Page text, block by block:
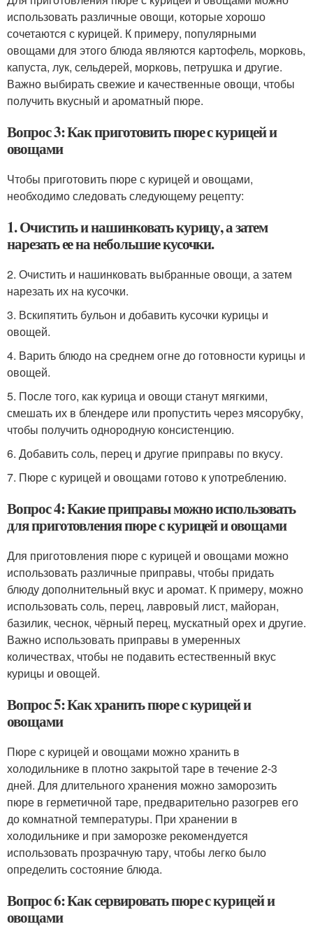
использовать различные овощи, которые хорошо
сочетаются с курицей. К примеру, популярными
овощами для этого блюда являются картофель, морковь,
капуста, лук, сельдерей, морковь, петрушка и другие.
Важно выбирать свежие и качественные овощи, чтобы
получить вкусный и ароматный пюре.
Вопрос 3: Как приготовить пюре с курицей и
овощами
Чтобы приготовить пюре с курицей и овощами,
необходимо следовать следующему рецепту:
1. Очистить и нашинковать курицу, а затем
нарезать ее на небольшие кусочки.
2. Очистить и нашинковать выбранные овощи, а затем
нарезать их на кусочки.
3. Вскипятить бульон и добавить кусочки курицы и
овощей.
4. Варить блюдо на среднем огне до готовности курицы и
овощей.
5. После того, как курица и овощи станут мягкими,
смешать их в блендере или пропустить через мясорубку,
чтобы получить однородную консистенцию.
6. Добавить соль, перец и другие приправы по вкусу.
7. Пюре с курицей и овощами готово к употреблению.
Вопрос 4: Какие приправы можно использовать
для приготовления пюре с курицей и овощами
Для приготовления пюре с курицей и овощами можно
использовать различные приправы, чтобы придать
блюду дополнительный вкус и аромат. К примеру, можно
использовать соль, перец, лавровый лист, майоран,
базилик, чеснок, чёрный перец, мускатный орех и другие.
Важно использовать приправы в умеренных
количествах, чтобы не подавить естественный вкус
курицы и овощей.
Вопрос 5: Как хранить пюре с курицей и
овощами
Пюре с курицей и овощами можно хранить в
холодильнике в плотно закрытой таре в течение 2-3
дней. Для длительного хранения можно заморозить
пюре в герметичной таре, предварительно разогрев его
до комнатной температуры. При хранении в
холодильнике и при заморозке рекомендуется
использовать прозрачную тару, чтобы легко было
определить состояние блюда.
Вопрос 6: Как сервировать пюре с курицей и
овощами